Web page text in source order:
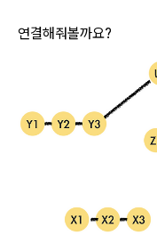
연결해줘볼까요?